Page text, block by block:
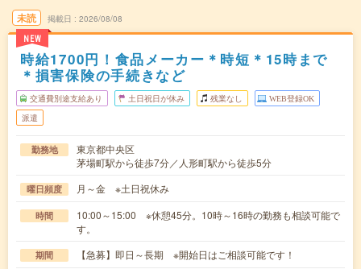
未読
NEW
掲載日 2026/08/08
時給1700円！食品メーカー＊時短＊15時まで
＊損害保険の手続きなど
交通費別途支給あり 土日祝日が休み 残業なし WEB登録OK
派遣
勤務地
東京都中央区
茅場町駅から徒歩7分／人形町駅から徒歩5分
曜日頻度 月～金 ※土日祝休み
時間
10:00～15:00 ※休憩45分。10時～16時の勤務も相談可能で
す。
期間 【急募】即日～長期 ※開始日はご相談可能です！